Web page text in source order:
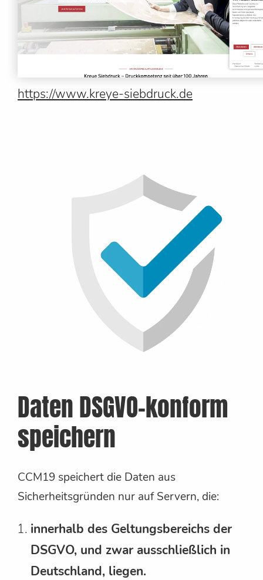
https://www.kreye-siebdruck.de
Daten DSGVO-konform
speichern
CCM19 speichert die Daten aus
Sicherheitsgründen nur auf Servern, die:
innerhalb des Geltungsbereichs der
DSGVO, und zwar ausschließlich in
Deutschland, liegen.